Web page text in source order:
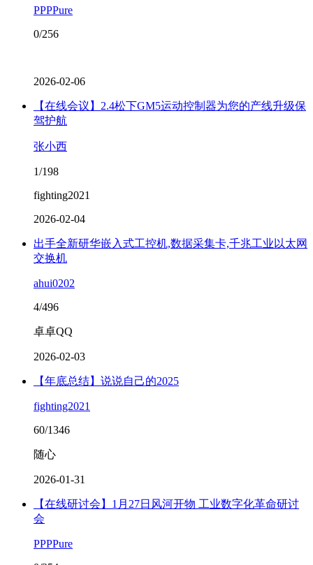
PPPPure
0/256
2026-02-06
【在线会议】2.4松下GM5运动控制器为您的产线升级保
驾护航
张小西
1/198
fighting2021
2026-02-04
出手全新研华嵌入式工控机,数据采集卡,千兆工业以太网
交换机
ahui0202
4/496
卓卓QQ
2026-02-03
【年底总结】说说自己的2025
fighting2021
60/1346
随心
2026-01-31
【在线研讨会】1月27日风河开物 工业数字化革命研讨
会
PPPPure